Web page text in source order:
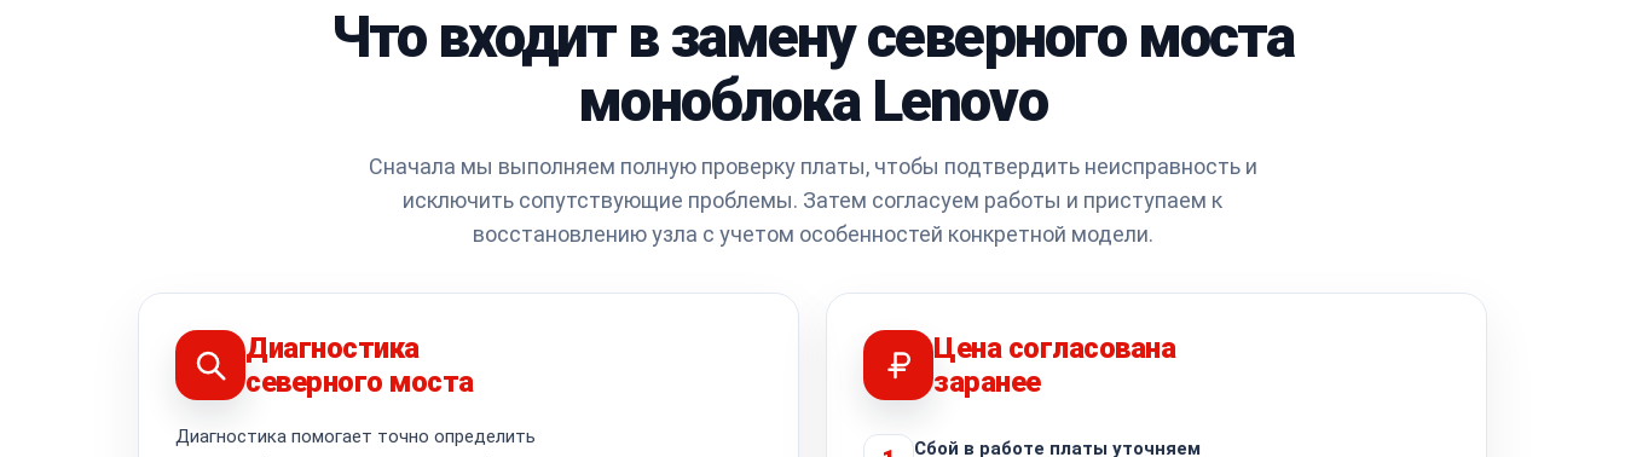
Что входит в замену северного моста
моноблока Lenovo
Сначала мы выполняем полную проверку платы, чтобы подтвердить неисправность и
исключить сопутствующие проблемы. Затем согласуем работы и приступаем к
восстановлению узла с учетом особенностей конкретной модели.
Диагностика
северного моста
Диагностика помогает точно определить
Цена согласована
заранее
Сбой в работе платы уточняем